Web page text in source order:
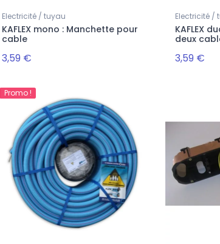
Electricité / tuyau
KAFLEX mono : Manchette pour
cable
3,59 €
Electricité /
KAFLEX
deux
3,59 €
Promo !